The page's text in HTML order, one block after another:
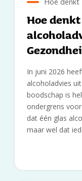
Hoe
In juni 2026
alcoholadvies
boodschap is
ondergrens
dat één glas
maar wel dat